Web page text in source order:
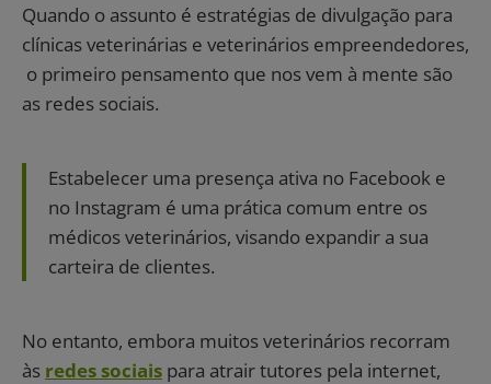
Quando o assunto é estratégias de divulgação para
clínicas veterinárias e veterinários empreendedores,
o primeiro pensamento que nos vem à mente são
as redes sociais.
Estabelecer uma presença ativa no Facebook e
no Instagram é uma prática comum entre os
médicos veterinários, visando expandir a sua
carteira de clientes.
No entanto, embora muitos veterinários recorram
às redes sociais para atrair tutores pela internet,